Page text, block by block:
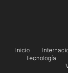
Inicio
Tecnología